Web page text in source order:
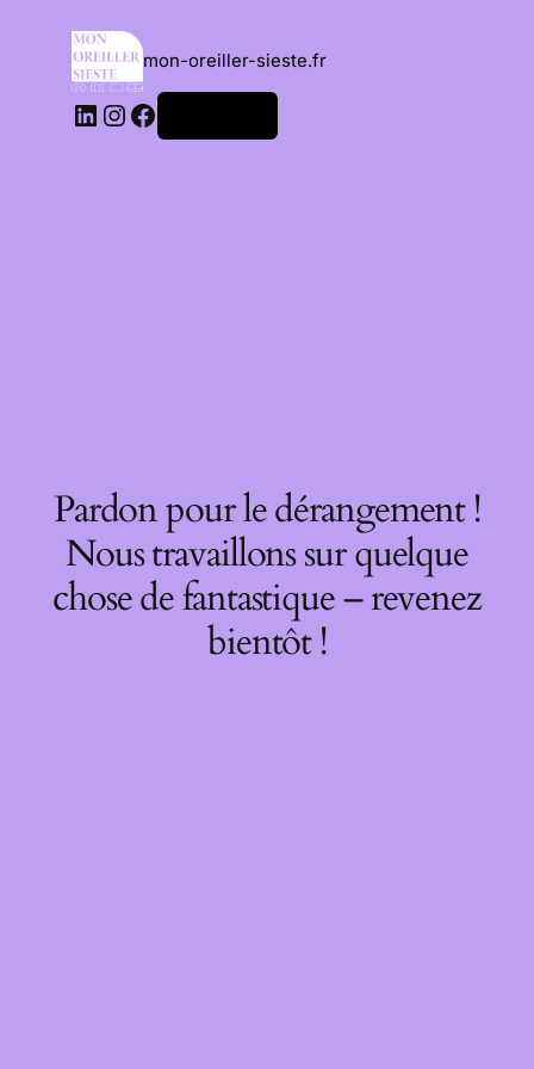
mon-oreiller-sieste.fr
Pardon pour le dérangement !
Nous travaillons sur quelque
chose de fantastique – revenez
bientôt !